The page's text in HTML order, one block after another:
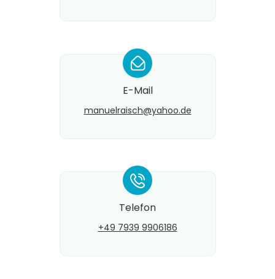
*
E-Mail
manuelraisch@​yahoo.de
*
Telefon
+49 7939 9906186